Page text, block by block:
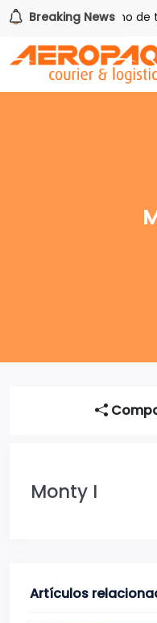
Breaking News
Gana uno de
Monty I
Artículos